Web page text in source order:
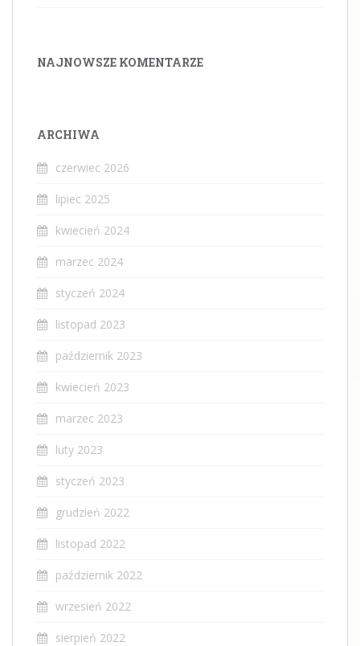
NAJNOWSZE KOMENTARZE
ARCHIWA
czerwiec 2026
lipiec 2025
kwiecień 2024
marzec 2024
styczeń 2024
listopad 2023
październik 2023
kwiecień 2023
marzec 2023
luty 2023
styczeń 2023
grudzień 2022
listopad 2022
październik 2022
wrzesień 2022
sierpień 2022